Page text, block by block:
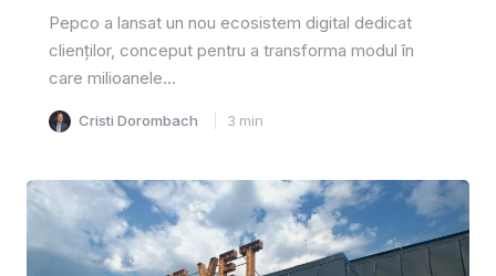
Pepco a lansat un nou ecosistem digital dedicat
clienților, conceput pentru a transforma modul în
care milioanele...
Cristi Dorombach 3 min